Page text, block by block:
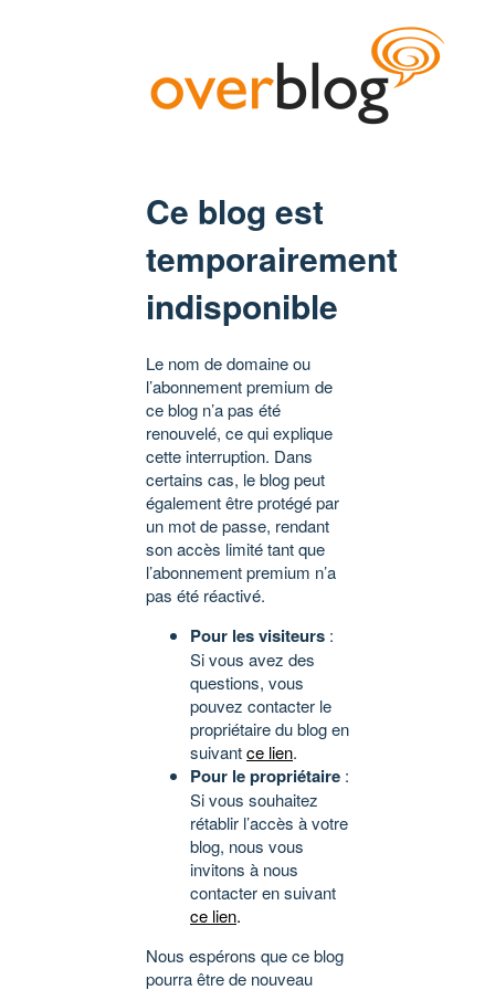
Ce blog est
temporairement
indisponible
Le nom de domaine ou
l’abonnement premium de
ce blog n’a pas été
renouvelé, ce qui explique
cette interruption. Dans
certains cas, le blog peut
également être protégé par
un mot de passe, rendant
son accès limité tant que
l’abonnement premium n’a
pas été réactivé.
Pour les visiteurs :
Si vous avez des
questions, vous
pouvez contacter le
propriétaire du blog en
suivantce lien.
Pour le propriétaire :
Si vous souhaitez
rétablir l’accès à votre
blog, nous vous
invitons à nous
contacter en suivant
ce lien.
Nous espérons que ce blog
pourra être de nouveau